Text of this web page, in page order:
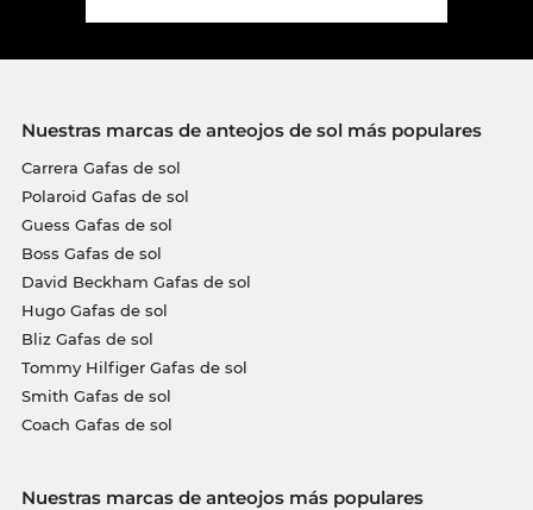
Nuestras marcas de anteojos de sol más populares
Carrera Gafas de sol
Polaroid Gafas de sol
Guess Gafas de sol
Boss Gafas de sol
David Beckham Gafas de sol
Hugo Gafas de sol
Bliz Gafas de sol
Tommy Hilfiger Gafas de sol
Smith Gafas de sol
Coach Gafas de sol
Nuestras marcas de anteojos más populares